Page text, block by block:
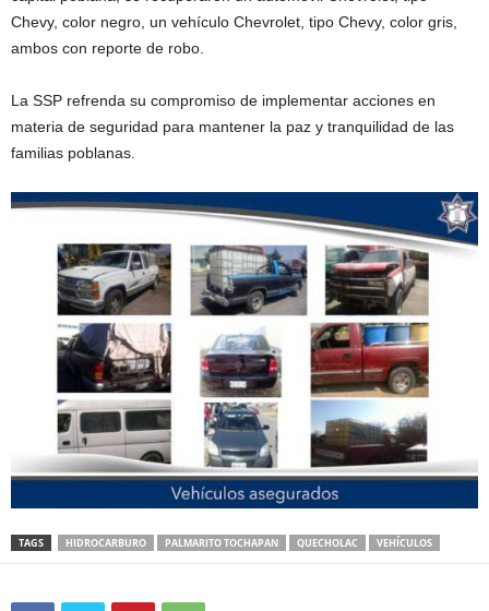
Chevy, color negro, un vehículo Chevrolet, tipo Chevy, color gris,
ambos con reporte de robo.
La SSP refrenda su compromiso de implementar acciones en
materia de seguridad para mantener la paz y tranquilidad de las
familias poblanas.
TAGS HIDROCARBURO PALMARITO TOCHAPAN QUECHOLAC VEHÍCULOS